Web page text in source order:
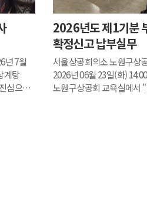
년 7월
계탕
심으로
2026년도 제1기분
확정신고 납부실무
서울상공회의소 노원구상
2026년 06월 23일(화)
노원구상공회 교육실에서